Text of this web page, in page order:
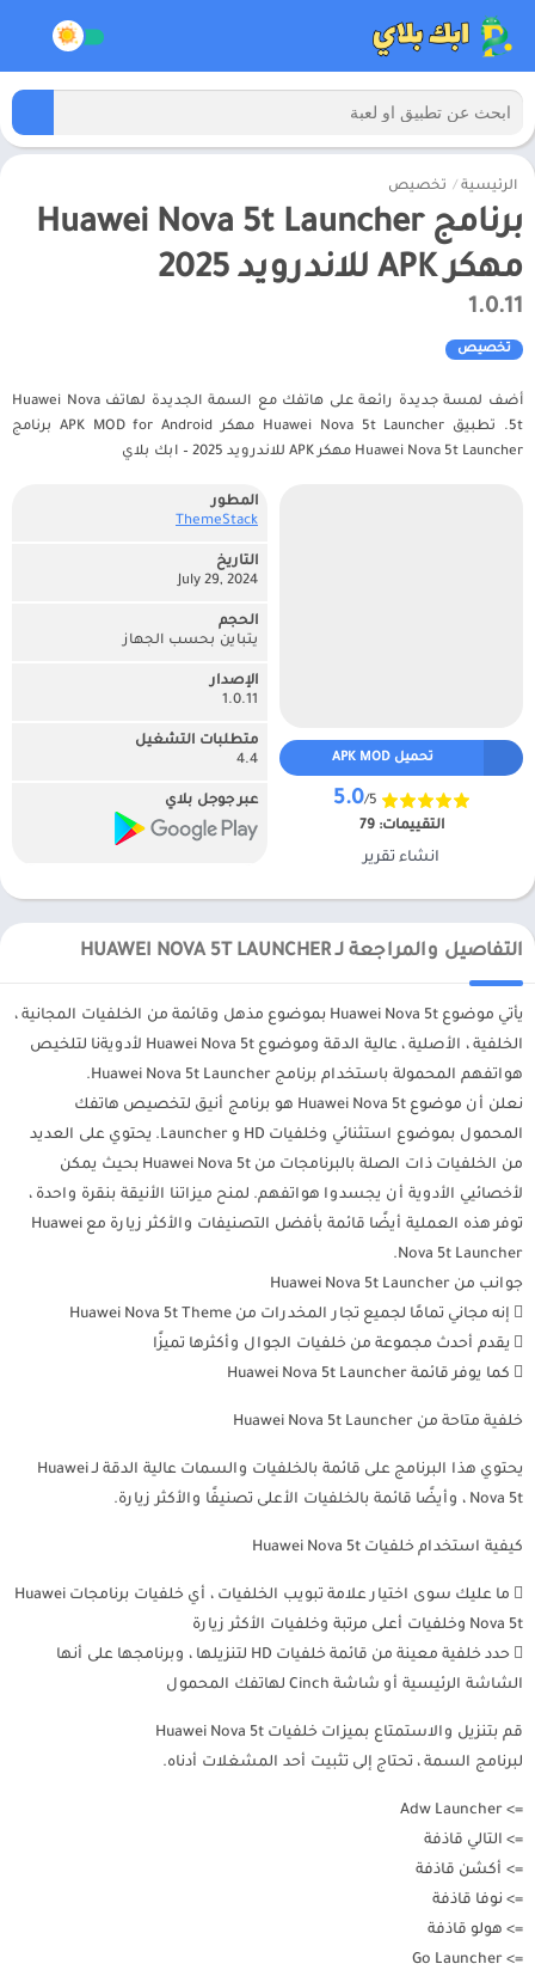
الرئيسية / تخصيص
برنامج Huawei Nova 5t Launcher
مهكر APK للاندرويد 2025
1.0.11
تخصيص
أضف لمسة جديدة رائعة على هاتفك مع السمة الجديدة لهاتف Huawei Nova
5t. تطبيق Huawei Nova 5t Launcher مهكر APK MOD for Android برنامج
Huawei Nova 5t Launcher مهكر APK للاندرويد 2025 – ابك بلاي
تحميل APK MOD
5.0/5
التقييمات:79
انشاء تقرير
المطور
ThemeStack‏
التاريخ
July 29, 2024
الحجم
يتباين بحسب الجهاز
الإصدار
1.0.11
متطلبات التشغيل
4.4
عبر جوجل بلاي
التفاصيل والمراجعة لـ HUAWEI NOVA 5T LAUNCHER
يأتي موضوع Huawei Nova 5t بموضوع مذهل وقائمة من الخلفيات المجانية ،
الخلفية ، الأصلية ، عالية الدقة وموضوع Huawei Nova 5t لأدويةنا لتلخيص
هواتفهم المحمولة باستخدام برنامج Huawei Nova 5t Launcher.
نعلن أن موضوع Huawei Nova 5t هو برنامج أنيق لتخصيص هاتفك
المحمول بموضوع استثنائي وخلفيات HD و Launcher. يحتوي على العديد
من الخلفيات ذات الصلة بالبرنامجات من Huawei Nova 5t بحيث يمكن
لأخصائيي الأدوية أن يجسدوا هواتفهم. لمنح ميزاتنا الأنيقة بنقرة واحدة ،
توفر هذه العملية أيضًا قائمة بأفضل التصنيفات والأكثر زيارة مع Huawei
Nova 5t Launcher.
جوانب من Huawei Nova 5t Launcher
 إنه مجاني تمامًا لجميع تجار المخدرات من Huawei Nova 5t Theme
 يقدم أحدث مجموعة من خلفيات الجوال وأكثرها تميزًا
 كما يوفر قائمة Huawei Nova 5t Launcher
خلفية متاحة من Huawei Nova 5t Launcher
يحتوي هذا البرنامج على قائمة بالخلفيات والسمات عالية الدقة لـ Huawei
Nova 5t ، وأيضًا قائمة بالخلفيات الأعلى تصنيفًا والأكثر زيارة.
كيفية استخدام خلفيات Huawei Nova 5t
 ما عليك سوى اختيار علامة تبويب الخلفيات ، أي خلفيات برنامجات Huawei
Nova 5t وخلفيات أعلى مرتبة وخلفيات الأكثر زيارة
 حدد خلفية معينة من قائمة خلفيات HD لتنزيلها ، وبرنامجها على أنها
الشاشة الرئيسية أو شاشة Cinch لهاتفك المحمول
قم بتنزيل والاستمتاع بميزات خلفيات Huawei Nova 5t
لبرنامج السمة ، تحتاج إلى تثبيت أحد المشغلات أدناه.
=> Adw Launcher
=> التالي قاذفة
=> أكشن قاذفة
=> نوفا قاذفة
=> هولو قاذفة
=> Go Launcher